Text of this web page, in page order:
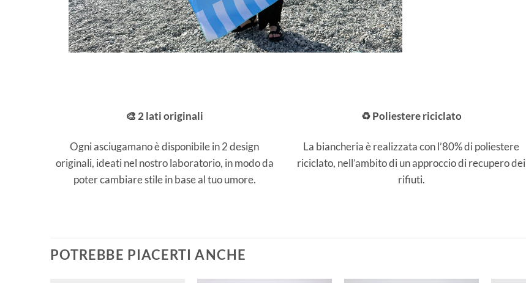
🎨 2 lati originali
Ogni asciugamano è disponibile in 2 design
originali, ideati nel nostro laboratorio, in modo da
poter cambiare stile in base al tuo umore.
♻️ Poliestere riciclato
La biancheria è realizzata con l’80% di poliestere
riciclato, nell’ambito di un approccio di recupero dei
rifiuti.
POTREBBE PIACERTI ANCHE